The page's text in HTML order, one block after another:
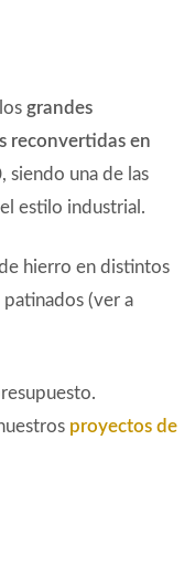
grandes
reconvertidas en
, siendo una de las
estilo industrial.
hierro en distintos
(ver a
proyectos de